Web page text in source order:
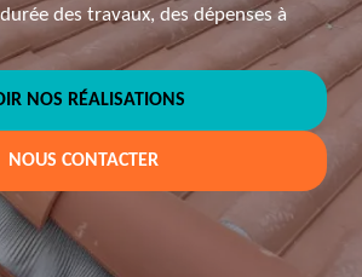
des travaux, des dépenses à
NOS RÉALISATIONS
NOUS CONTACTER